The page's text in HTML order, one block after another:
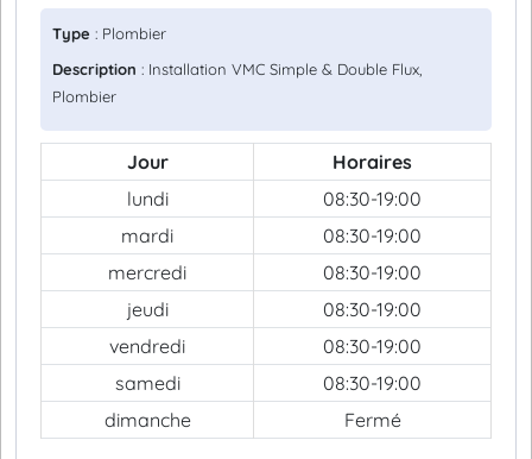
Type : Plombier
Description : Installation VMC Simple & Double Flux,
Plombier
Jour
Horaires
lundi
08:30-19:00
mardi
08:30-19:00
mercredi
08:30-19:00
jeudi
08:30-19:00
vendredi
08:30-19:00
samedi
08:30-19:00
dimanche
Fermé